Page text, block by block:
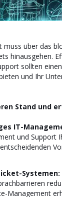
muss über das
hinausgehen.
sollten einen
und Ihr
Stand und
IT-
und Support
Systemen:
Management